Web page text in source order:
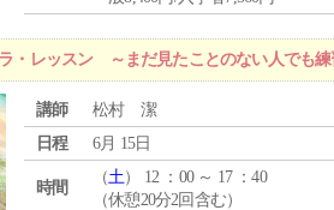
・レッスン ～まだ見たことのない人でも
講師
松村 潔
日程
6月 15日
時間
（土） 12 ：00 ～ 17 ：40
（休憩20分2回含む）